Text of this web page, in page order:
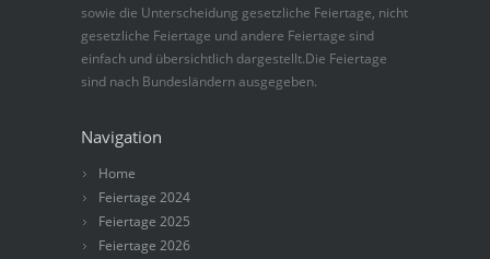
sowie die Unterscheidung gesetzliche Feiertage, nicht
gesetzliche Feiertage und andere Feiertage sind
einfach und übersichtlich dargestellt.Die Feiertage
sind nach Bundesländern ausgegeben.
Navigation
Home
Feiertage 2024
Feiertage 2025
Feiertage 2026